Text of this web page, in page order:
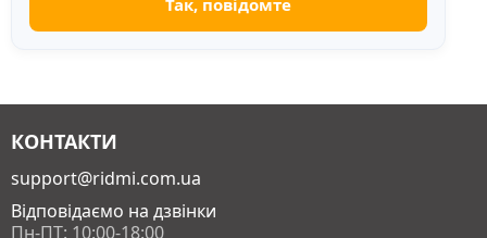
КОНТАКТИ
support@ridmi.com.ua
Відповідаємо на дзвінки
Пн-ПТ: 10:00-18:00